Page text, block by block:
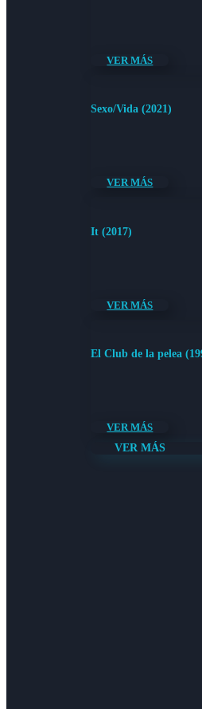
VER MÁS
Sexo/Vida (2021)
VER MÁS
It (2017)
VER MÁS
El Club de la pelea
VER MÁS
VER MÁS